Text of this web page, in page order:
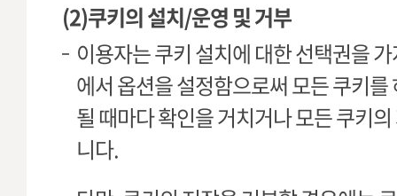
(2)쿠키의 설치/운영 및 거부
이용자는 쿠키 설치에 대한 선택권을
에서 옵션을 설정함으로써 모든 쿠키
될 때마다 확인을 거치거나 모든 쿠키
니다.